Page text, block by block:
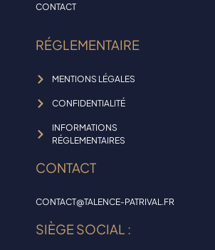
CONTACT
RÉGLEMENTAIRE
MENTIONS LÉGALES
CONFIDENTIALITÉ
INFORMATIONS
RÉGLEMENTAIRES
CONTACT
CONTACT@TALENCE-PATRIVAL.FR
SIÈGE SOCIAL :